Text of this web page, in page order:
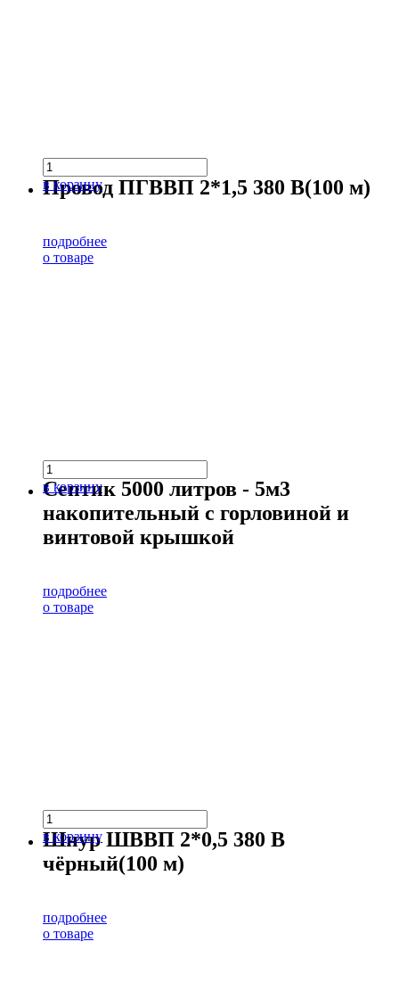
в корзину
Провод ПГВВП 2*1,5 380 В(100 м)
подробнее
о товаре
в корзину
Септик 5000 литров - 5м3
накопительный с горловиной и
винтовой крышкой
подробнее
о товаре
в корзину
Шнур ШВВП 2*0,5 380 В
чёрный(100 м)
подробнее
о товаре